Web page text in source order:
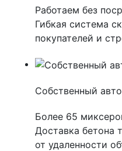
Работаем без
Гибкая система
покупателей и
Собственный
Более 65
Доставка бетона
от удаленности